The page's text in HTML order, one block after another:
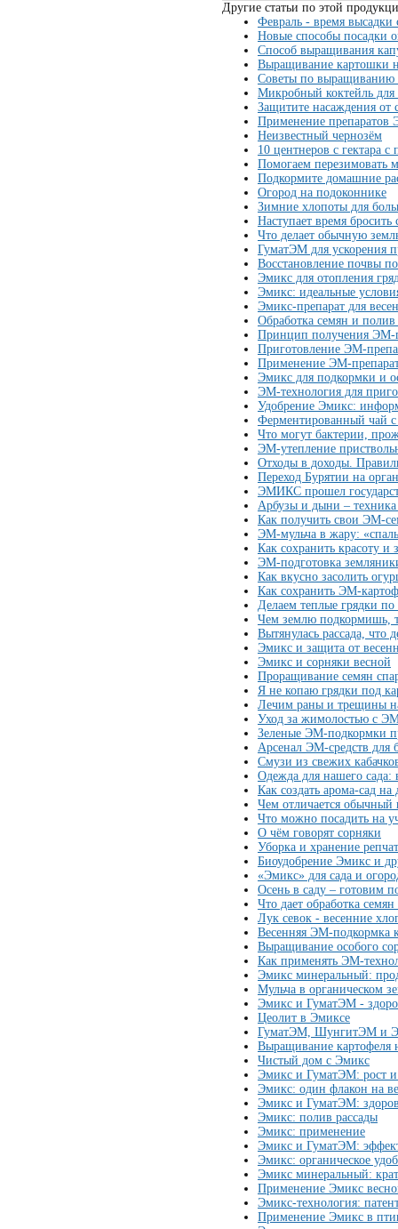
Другие статьи по этой
Февраль - время высадки
Новые способы посадки
Способ выращивания
Выращивание картошки
Советы по выращиванию
Микробный коктейль
Защитите насаждения от
Применение
Неизвестный чернозём
10 центнеров с гектара
Помогаем перезимовать
Подкормите домашние
Огород на подоконнике
Зимние хлопоты для
Наступает время
Что делает обычную
ГуматЭМ для ускорения
Восстановление почвы
Эмикс для отопления
Эмикс: идеальные
Эмикс-препарат для
Обработка семян и
Принцип получения ЭМ-
Приготовление ЭМ-
Применение ЭМ-
Эмикс для подкормки и
ЭМ-технология для
Удобрение Эмикс:
Ферментированный чай
Что могут бактерии,
ЭМ-утепление
Отходы в доходы.
Переход Бурятии на
ЭМИКС прошел
Арбузы и дыни –
Как получить свои ЭМ-
ЭМ-мульча в жару:
Как сохранить красоту и
ЭМ-подготовка
Как вкусно засолить
Как сохранить ЭМ-
Делаем теплые грядки
Чем землю подкормишь,
Вытянулась рассада, что
Эмикс и защита от
Эмикс и сорняки весной
Проращивание семян
Я не копаю грядки под
Лечим раны и трещины
Уход за жимолостью с
Зеленые ЭМ-подкормки
Арсенал ЭМ-средств для
Смузи из свежих
Одежда для нашего сада:
Как создать арома-сад на
Чем отличается
Что можно посадить на
О чём говорят сорняки
Уборка и хранение
Биоудобрение Эмикс и
«Эмикс» для сада и
Осень в саду – готовим
Что дает обработка
Лук севок - весенние
Весенняя ЭМ-подкормка
Выращивание особого
Как применять ЭМ-
Эмикс минеральный:
Мульча в органическом
Эмикс и ГуматЭМ -
Цеолит в Эмиксе
ГуматЭМ, ШунгитЭМ и
Выращивание картофеля
Чистый дом с Эмикс
Эмикс и ГуматЭМ: рост и
Эмикс: один флакон на
Эмикс и ГуматЭМ:
Эмикс: полив рассады
Эмикс: применение
Эмикс и ГуматЭМ:
Эмикс: органическое
Эмикс минеральный:
Применение Эмикс
Эмикс-технология:
Применение Эмикс в